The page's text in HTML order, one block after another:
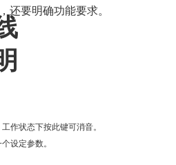
还要明确功能要求。
作状态下按此键可消音。
设定参数。